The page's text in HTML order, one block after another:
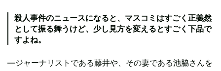
殺人事件のニュースになると、マスコミはすごく正義然
として振る舞うけど、少し見方を変えるとすごく下品で
すよね。
―ジャーナリストである藤井や、その妻である池脇さんを